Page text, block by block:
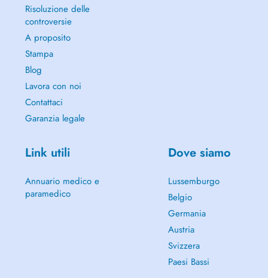
Risoluzione delle
controversie
A proposito
Stampa
Blog
Lavora con noi
Contattaci
Garanzia legale
Link utili
Annuario medico e
paramedico
Dove siamo
Lussemburgo
Belgio
Germania
Austria
Svizzera
Paesi Bassi